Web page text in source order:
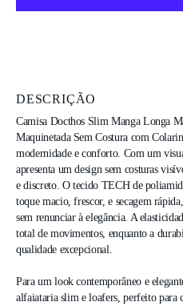
DESCRIÇÃO
Camisa Docthos Slim Manga Longa
Maquinetada Sem Costura com
modernidade e conforto. Com um
apresenta um design sem costuras
e discreto. O tecido TECH de
toque macio, frescor, e secagem
sem renunciar à elegância. A
total de movimentos, enquanto a
qualidade excepcional.
Para um look contemporâneo e
alfaiataria slim e loafers, perfeito para